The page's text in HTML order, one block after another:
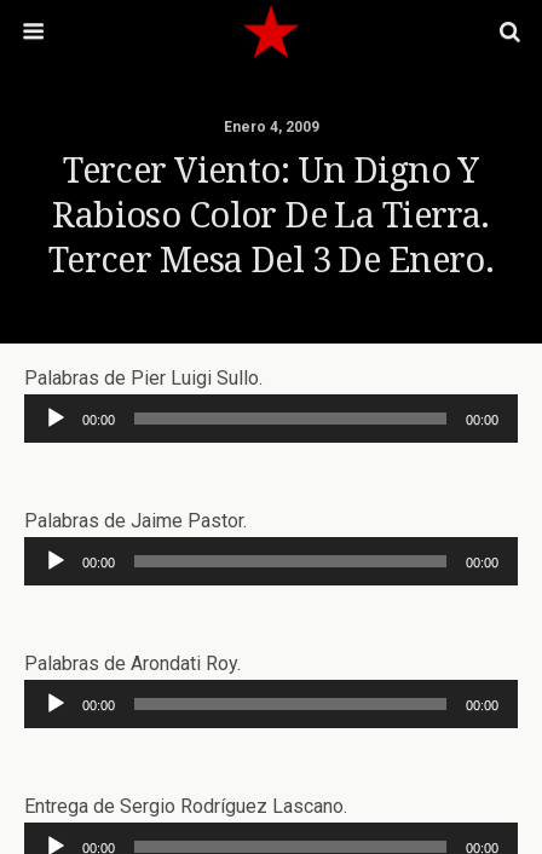
Enero 4, 2009
Tercer Viento: Un Digno Y
Rabioso Color De La Tierra.
Tercer Mesa Del 3 De Enero.
Palabras de Pier Luigi Sullo.
Reproductor
de
00:00 00:00
Palabras de Jaime Pastor.
Reproductor
de
00:00 00:00
Palabras de Arondati Roy.
Reproductor
de
00:00 00:00
Entrega de Sergio Rodríguez Lascano.
Reproductor
00:00 00:00